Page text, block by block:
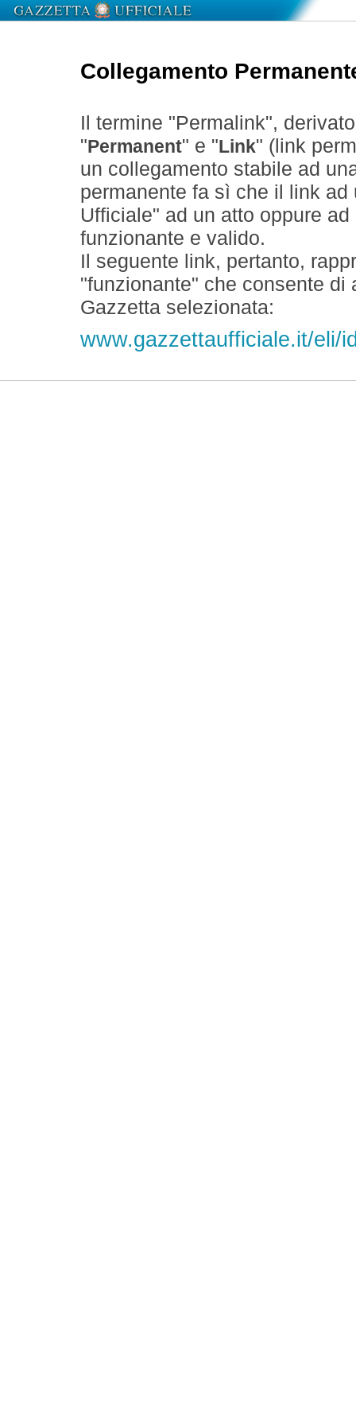
Collegamento
Il termine "Permalink",
" Permanent" e " Link" (link
un collegamento stabile ad
permanente fa sì che il link
Ufficiale" ad un atto oppure
funzionante e valido.
Il seguente link, pertanto,
"funzionante" che consente
Gazzetta selezionata:
www.gazzettaufficiale.it/eli/